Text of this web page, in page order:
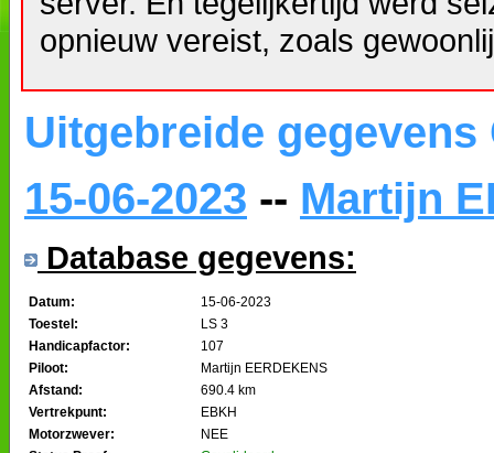
opnieuw vereist, zoals
Uitgebreide
15-06-2023 -- Martijn
Database gegevens:
Datum:
15-06-2023
Toestel:
LS 3
Handicapfactor:
107
Piloot:
Martijn EERDEKENS
Afstand:
690.4 km
Vertrekpunt:
EBKH
Motorzwever:
NEE